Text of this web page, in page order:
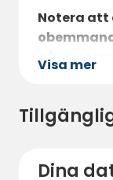
Notera att
på
Här finns
olika
Det finns
Visa mer
Dina